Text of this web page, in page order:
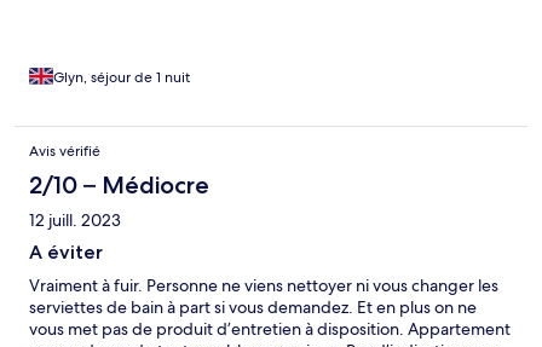
Glyn, séjour de 1 nuit
Avis vérifié
2/10 – Médiocre
12 juill. 2023
A éviter
Vraiment à fuir. Personne ne viens nettoyer ni vous changer les
serviettes de bain à part si vous demandez. Et en plus on ne
vous met pas de produit d’entretien à disposition. Appartement